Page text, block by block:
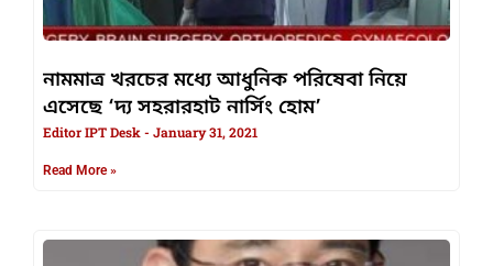
নামমাত্র খরচের মধ্যে আধুনিক পরিষেবা নিয়ে
এসেছে ‘দ্য সহরারহাট নার্সিং হোম’
Editor IPT Desk January 31, 2021
Read More »